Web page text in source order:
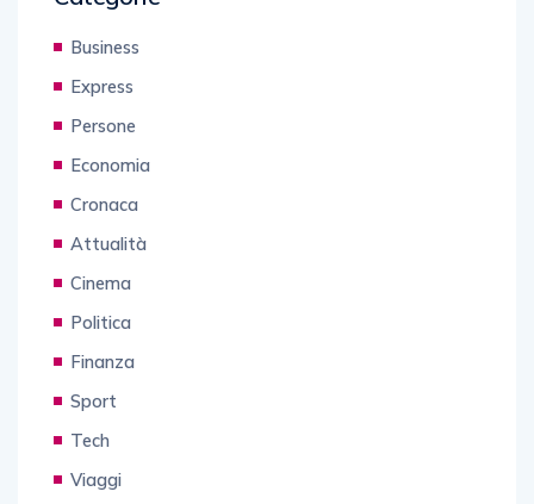
Business
Express
Persone
Economia
Cronaca
Attualità
Cinema
Politica
Finanza
Sport
Tech
Viaggi